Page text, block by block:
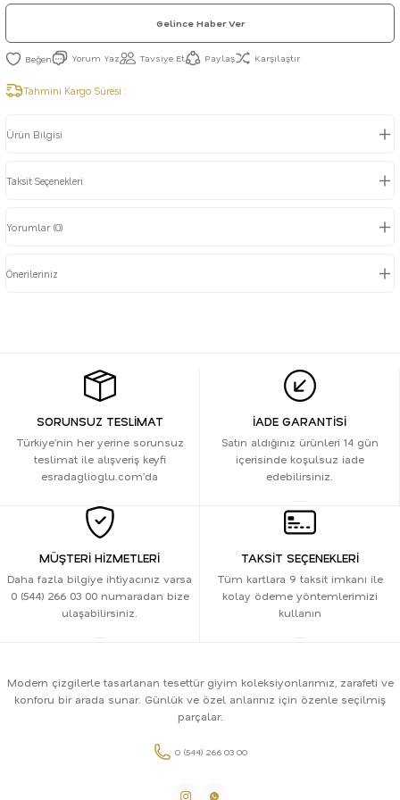
Gelince Haber Ver
Yorum Yaz Tavsiye Et Paylaş Karşılaştır
Tahmini Kargo Süresi :
Ürün Bilgisi
Taksit Seçenekleri
Yorumlar (0)
Önerileriniz
SORUNSUZ TESLİMAT
Türkiye’nin her yerine sorunsuz
teslimat ile alışveriş keyfi
esradaglioglu.com’da
İADE GARANTİSİ
Satın aldığınız ürünleri 14 gün
içerisinde koşulsuz iade
edebilirsiniz.
MÜŞTERİ HİZMETLERİ
Daha fazla bilgiye ihtiyacınız varsa
0 (544) 266 03 00 numaradan bize
ulaşabilirsiniz.
TAKSİT SEÇENEKLERİ
Tüm kartlara 9 taksit imkanı ile
kolay ödeme yöntemlerimizi
kullanın
Modern çizgilerle tasarlanan tesettür giyim koleksiyonlarımız, zarafeti ve
konforu bir arada sunar. Günlük ve özel anlarınız için özenle seçilmiş
parçalar.
0 (544) 266 03 00